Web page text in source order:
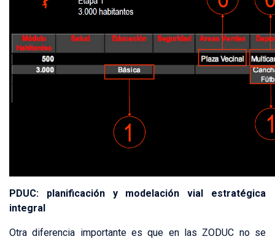
PDUC: planificación y modelación vial estratégica
integral
Otra diferencia importante es que en las ZODUC no se